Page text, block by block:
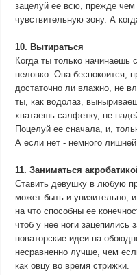
зацелуй ее всю, прежде
чувствительную зону. А
10. Вытираться
Когда ты только начинаешь
неловко. Она беспокоится,
достаточно ли влажно, не
ты, как водолаз,
хватаешь салфетку, не
Поцелуй ее сначала, и,
А если нет - немного
11. Заниматься
Ставить девушку в любую
может быть и унизительно,
на что способны ее
чтоб у нее ноги
новаторские идеи на
несравненно лучше, чем
как овцу во время стрижки.